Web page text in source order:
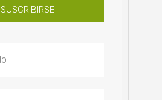
SUSCRIBIRSE